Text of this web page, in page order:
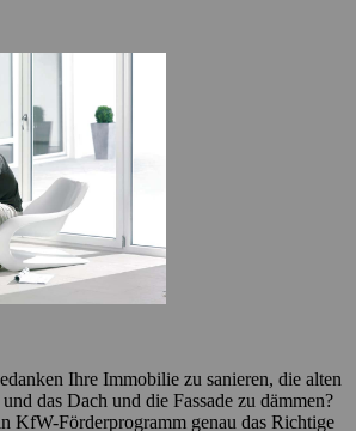
Ihre Immobilie zu sanieren, die alten
das Dach und die Fassade zu dämmen?
KfW-Förderprogramm genau das Richtige